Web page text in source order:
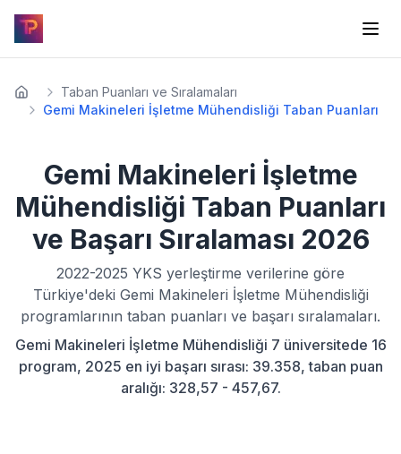
Taban Puanları ve Sıralamaları
Gemi Makineleri İşletme Mühendisliği Taban Puanları
Gemi Makineleri İşletme
Mühendisliği Taban Puanları
ve Başarı Sıralaması 2026
2022-2025 YKS yerleştirme verilerine göre
Türkiye'deki Gemi Makineleri İşletme Mühendisliği
programlarının taban puanları ve başarı sıralamaları.
Gemi Makineleri İşletme Mühendisliği 7 üniversitede 16
program, 2025 en iyi başarı sırası: 39.358, taban puan
aralığı: 328,57 - 457,67.